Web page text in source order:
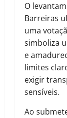
O
Barreiras
uma
simboliza
e
limites
exigir
sensíveis.
Ao